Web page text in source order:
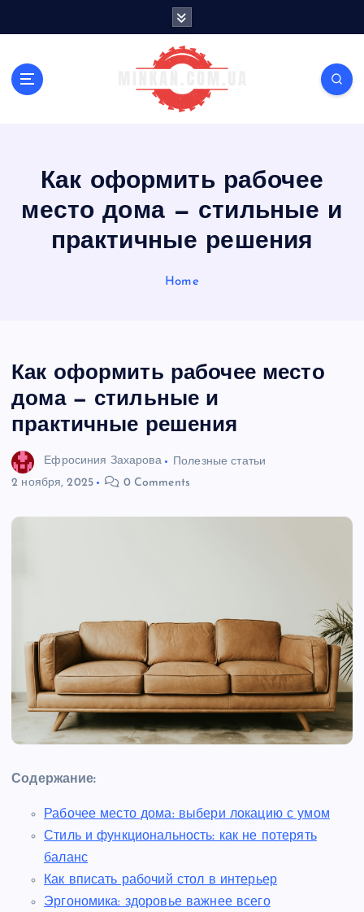
Как оформить рабочее
место дома — стильные и
практичные решения
Home
Как оформить рабочее место
дома — стильные и
практичные решения
Ефросиния Захарова
Полезные статьи
2 ноября, 2025
0 Comments
Содержание:
Рабочее место дома: выбери локацию с умом
Стиль и функциональность: как не потерять
баланс
Как вписать рабочий стол в интерьер
Эргономика: здоровье важнее всего